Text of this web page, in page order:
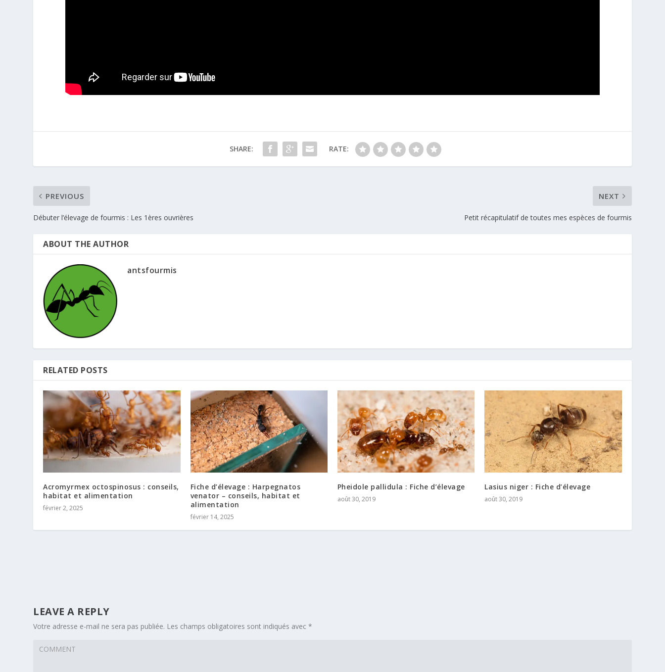
SHARE: RATE:
PREVIOUS
Débuter l’élevage de fourmis : Les 1ères ouvrières
NEXT
Petit récapitulatif de toutes mes espèces de fourmis
ABOUT THE AUTHOR
antsfourmis
RELATED POSTS
Acromyrmex octospinosus : conseils,
habitat et alimentation
février 2, 2025
Fiche d’élevage : Harpegnatos
venator – conseils, habitat et
alimentation
février 14, 2025
Pheidole pallidula : Fiche d’élevage
août 30, 2019
Lasius niger : Fiche d’élevage
août 30, 2019
LEAVE A REPLY
Votre adresse e-mail ne sera pas publiée. Les champs obligatoires sont indiqués avec*